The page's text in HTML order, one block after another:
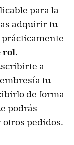
para la
adquirir tu
prácticamente
rol.
a
tu
de forma
podrás
otros pedidos.